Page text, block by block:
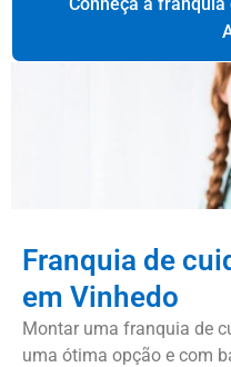
Franquia de
em Vinhedo
Montar uma franquia de
uma ótima opção e com